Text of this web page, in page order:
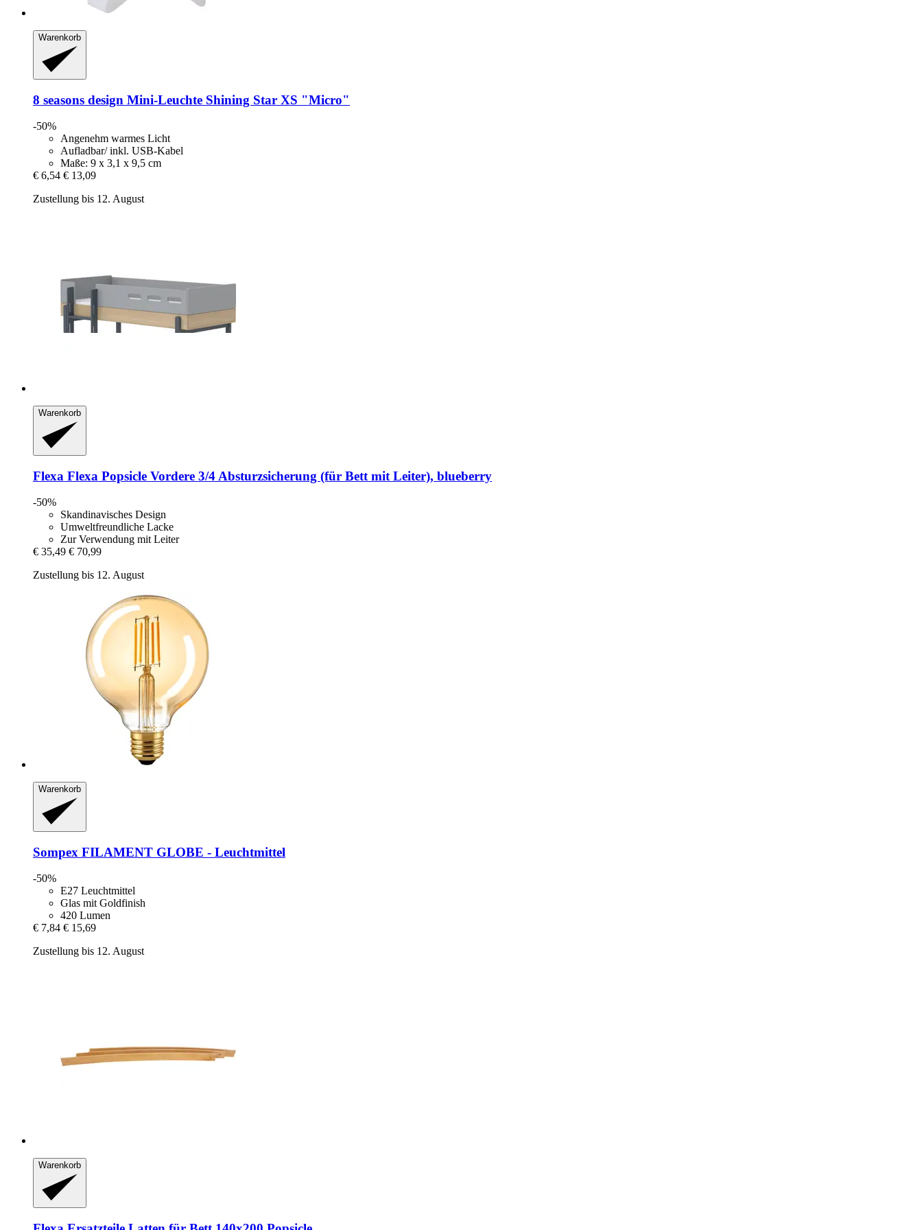
Warenkorb
8 seasons design Mini-​Leuchte Shining Star XS "Micro"
-50%
Angenehm warmes Licht
Aufladbar/ inkl. USB-Kabel
Maße: 9 x 3,1 x 9,5 cm
€ 6,54 € 13,09
Zustellung bis 12. August
Warenkorb
Flexa Flexa Popsicle Vordere 3/4 Absturzsicherung (für Bett mit Leiter), blueberry
-50%
Skandinavisches Design
Umweltfreundliche Lacke
Zur Verwendung mit Leiter
€ 35,49 € 70,99
Zustellung bis 12. August
Warenkorb
Sompex FILAMENT GLOBE -​ Leuchtmittel
-50%
E27 Leuchtmittel
Glas mit Goldfinish
420 Lumen
€ 7,84 € 15,69
Zustellung bis 12. August
Warenkorb